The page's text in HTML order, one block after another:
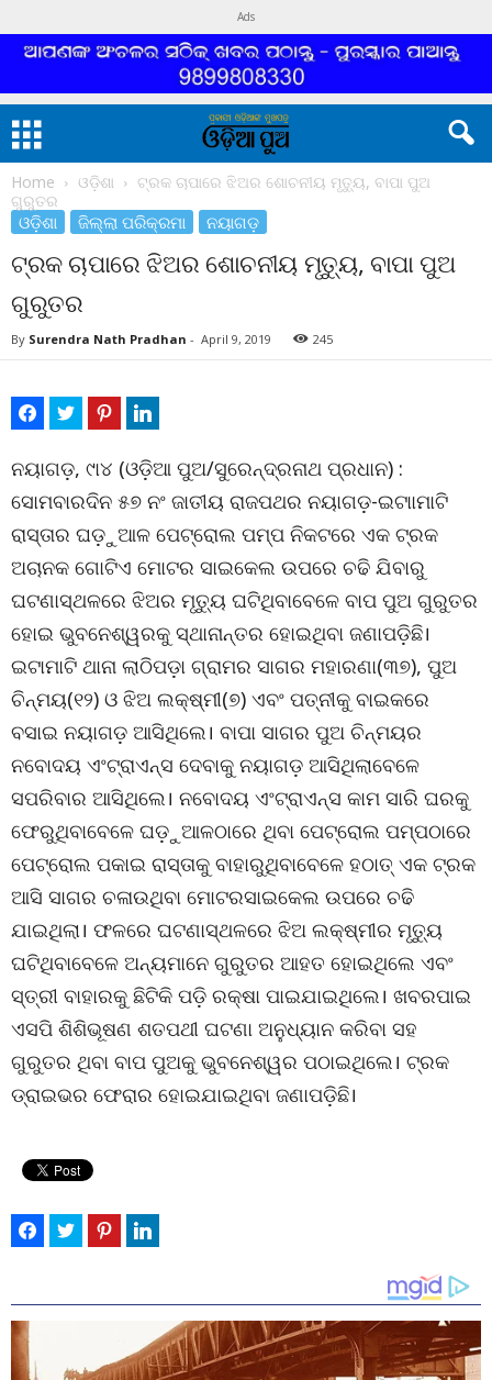
Ads
Home ଓଡ଼ିଶା
ଟ୍ରକ ଚାପାରେ ଝିଅର ଶୋଚନୀୟ ମୃତ୍ୟୁ, ବାପା ପୁଅ
ଗୁରୁତର
ଓଡ଼ିଶା ଜିଲ୍ଲା ପରିକ୍ରମା ନୟାଗଡ଼
ଟ୍ରକ ଚାପାରେ ଝିଅର ଶୋଚନୀୟ ମୃତ୍ୟୁ, ବାପା ପୁଅ
ଗୁରୁତର
By Surendra Nath Pradhan - April 9, 2019 245
ନୟାଗଡ଼, ୯ା୪ (ଓଡ଼ିଆ ପୁଅ/ସୁରେନ୍ଦ୍ରନାଥ ପ୍ରଧାନ) :
ସୋମବାରଦିନ ୫୭ ନଂ ଜାତୀୟ ରାଜପଥର ନୟାଗଡ଼-ଇଟାାମାଟି
ରାସ୍ତାର ଘଡ଼ୁଆଳ ପେଟ୍ରୋଲ ପମ୍ପ ନିକଟରେ ଏକ ଟ୍ରକ
ଅଚାନକ ଗୋଟିଏ ମୋଟର ସାଇକେଲ ଉପରେ ଚଢି ଯିବାରୁ
ଘଟଣାସ୍ଥଳରେ ଝିଅର ମୃତ୍ୟୁ ଘଟିଥିବାବେଳେ ବାପ ପୁଅ ଗୁରୁତର
ହୋଇ ଭୁବନେଶ୍ୱରକୁ ସ୍ଥାନାନ୍ତର ହୋଇଥିବା ଜଣାପଡ଼ିଛି।
ଇଟାମାଟି ଥାନା ଲାଠିପଡ଼ା ଗ୍ରାମର ସାଗର ମହାରଣା(୩୭), ପୁଅ
ଚିନ୍ମୟ(୧୨) ଓ ଝିଅ ଲକ୍ଷ୍ମୀ(୭) ଏବଂ ପତ୍ନୀକୁ ବାଇକରେ
ବସାଇ ନୟାଗଡ଼ ଆସିଥିଲେ। ବାପା ସାଗର ପୁଅ ଚିନ୍ମୟର
ନବୋଦୟ ଏଂଟ୍ରାଏନ୍ସ ଦେବାକୁ ନୟାଗଡ଼ ଆସିଥିଲାବେଳେ
ସପରିବାର ଆସିଥିଲେ। ନବୋଦୟ ଏଂଟ୍ରାଏନ୍ସ କାମ ସାରି ଘରକୁ
ଫେରୁଥିବାବେଳେ ଘଡ଼ୁଆଳଠାରେ ଥିବା ପେଟ୍ରୋଲ ପମ୍ପଠାରେ
ପେଟ୍ରୋଲ ପକାଇ ରାସ୍ତାକୁ ବାହାରୁଥିବାବେଳେ ହଠାତ୍ ଏକ ଟ୍ରକ
ଆସି ସାଗର ଚଳାଉଥିବା ମୋଟରସାଇକେଲ ଉପରେ ଚଢି
ଯାଇଥିଲା। ଫଳରେ ଘଟଣାସ୍ଥଳରେ ଝିଅ ଲକ୍ଷ୍ମୀର ମୃତ୍ୟୁ
ଘଟିଥିବାବେଳେ ଅନ୍ୟମାନେ ଗୁରୁତର ଆହତ ହୋଇଥିଲେ ଏବଂ
ସ୍ତ୍ରୀ ବାହାରକୁ ଛିଟିକି ପଡ଼ି ରକ୍ଷା ପାଇଯାଇଥିଲେ। ଖବରପାଇ
ଏସପି ଶିଶିଭୂଷଣ ଶତପଥୀ ଘଟଣା ଅନୁଧ୍ୟାନ କରିବା ସହ
ଗୁରୁତର ଥିବା ବାପ ପୁଅକୁ ଭୁବନେଶ୍ୱର ପଠାଇଥିଲେ। ଟ୍ରକ
ଡ୍ରାଇଭର ଫେରାର ହୋଇଯାଇଥିବା ଜଣାପଡ଼ିଛି।